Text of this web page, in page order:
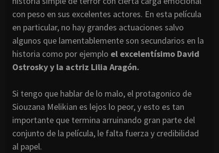
con peso en sus excelentes actores. En esta película
en particular, no hay grandes actuaciones salvo
algunos que lamentablemente son secundarios en la
historia como por ejemplo el excelentísimo David
Ostrosky y la actriz Lilia Aragón.
Si tengo que hablar de lo malo, el protagonico de
Siouzana Melikian es lejos lo peor, y esto es tan
importante que termina arruinando gran parte del
conjunto de la película, le falta fuerza y credibilidad
al papel.